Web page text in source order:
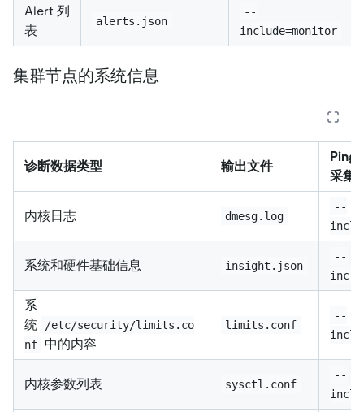
Alert 列
表
alerts.json
--
include=monitor
集群节点的系统信息
诊断数据类型 输出文件
采集
内核日志 dmesg.log
--
系统和硬件基础信息 insight.json
--
系
统
/etc/security/limits.co
nf 中的内容
limits.conf
--
内核参数列表 sysctl.conf
--